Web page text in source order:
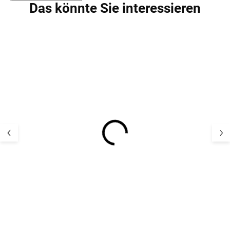
Das könnte Sie interessieren